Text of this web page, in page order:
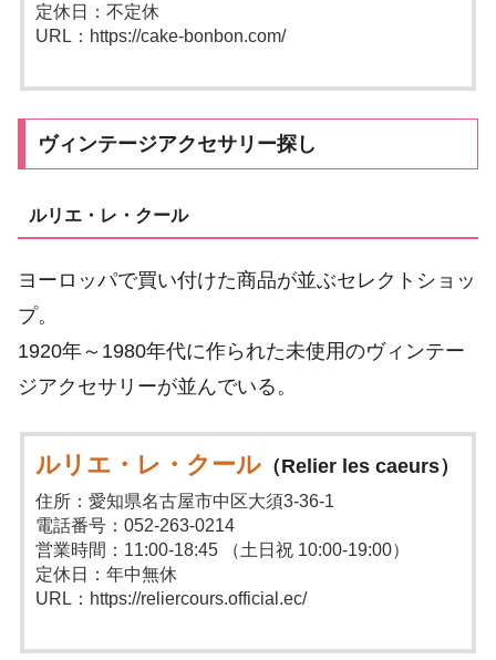
定休日：不定休
URL：https://cake-bonbon.com/
ヴィンテージアクセサリー探し
ルリエ・レ・クール
ヨーロッパで買い付けた商品が並ぶセレクトショッ
プ。
1920年～1980年代に作られた未使用のヴィンテー
ジアクセサリーが並んでいる。
ルリエ・レ・クール （Relier les caeurs）
住所：愛知県名古屋市中区大須3-36-1
電話番号：052-263-0214
営業時間：11:00-18:45 （土日祝 10:00-19:00）
定休日：年中無休
URL：https://reliercours.official.ec/